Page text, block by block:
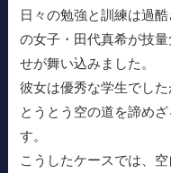
日々の勉強と訓練は過
の女子・田代真希が技
せが舞い込みました。
彼女は優秀な学生でし
とうとう空の道を諦め
す。
こうしたケースでは、